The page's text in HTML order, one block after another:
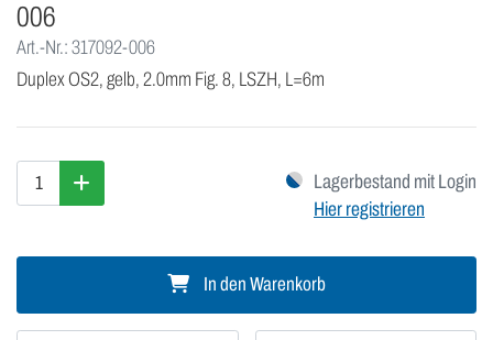
006
Art.-Nr.: 317092-006
Duplex OS2, gelb, 2.0mm Fig. 8, LSZH, L=6m
Lagerbestand mit Login
Hier registrieren
In den Warenkorb